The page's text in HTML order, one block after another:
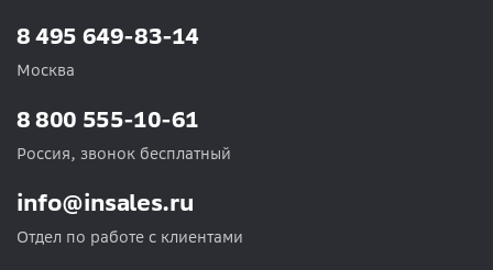
8 495 649-83-14
Москва
info@insales.ru
Отдел по работе с клиентами
8 800 555-10-61
Россия, звонок бесплатный